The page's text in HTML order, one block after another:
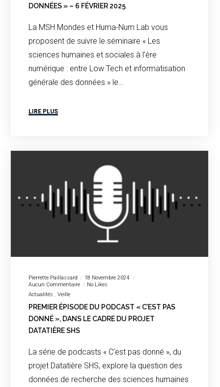
DONNÉES » – 6 FÉVRIER 2025
La MSH Mondes et Huma-Num Lab vous
proposent de suivre le séminaire « Les
sciences humaines et sociales à l’ère
numérique : entre Low Tech et informatisation
générale des données » le…
LIRE PLUS
Pierrette Paillassard
18 Novembre 2024
Aucun Commentaire
No Likes
Actualités
Veille
PREMIER ÉPISODE DU PODCAST « C’EST PAS
DONNÉ », DANS LE CADRE DU PROJET
DATATIÈRE SHS
La série de podcasts « C’est pas donné », du
projet Datatière SHS, explore la question des
données de recherche des sciences humaines